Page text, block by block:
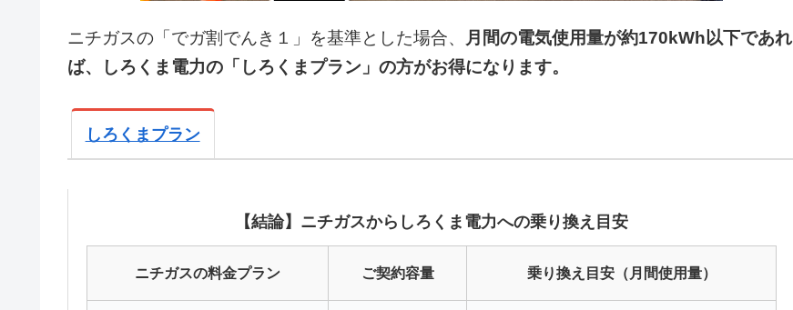
ニチガスの「でガ割でんき１」を基準とした場合、 月間の電気使用量が約170kWh以下であれ
ば、しろくま電力の「しろくまプラン」の方がお得になります。
しろくまプラン
【結論】ニチガスからしろくま電力への乗り換え目安
ニチガスの料金プラン ご契約容量 乗り換え目安（月間使用量）